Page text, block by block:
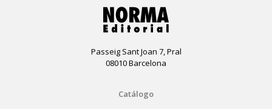
Passeig Sant Joan 7, Pral
08010 Barcelona
Catálogo